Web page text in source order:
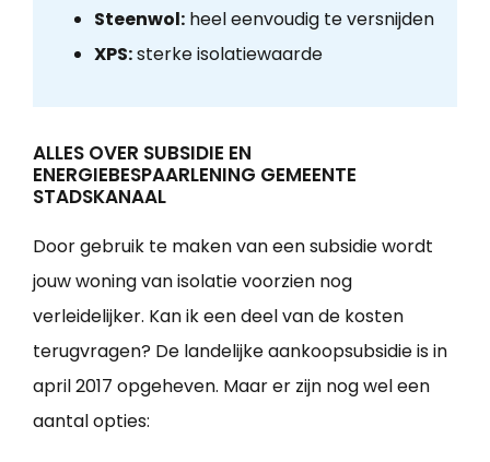
Steenwol:heel eenvoudig te versnijden
XPS:sterke isolatiewaarde
ALLES OVER SUBSIDIE EN
ENERGIEBESPAARLENING GEMEENTE
STADSKANAAL
Door gebruik te maken van een subsidie wordt
jouw woning van isolatie voorzien nog
verleidelijker. Kan ik een deel van de kosten
terugvragen? De landelijke aankoopsubsidie is in
april 2017 opgeheven. Maar er zijn nog wel een
aantal opties: